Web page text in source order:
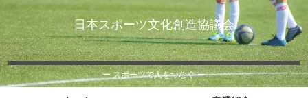
日本スポーツ文化創造協議会
ー スポーツで人をつなぐ ー